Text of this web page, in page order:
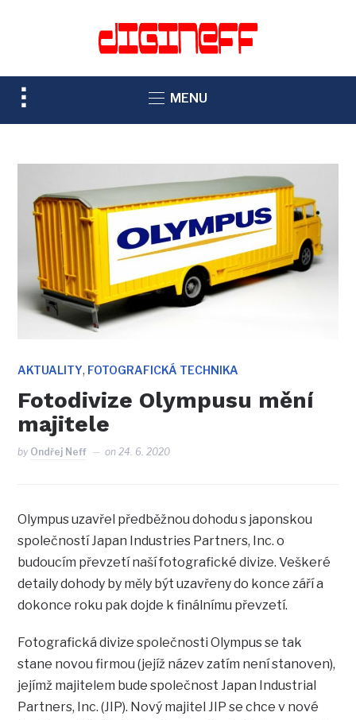
TOGGLE
SIDEBAR
NAVIGATION
MENU
AKTUALITY, FOTOGRAFICKÁ TECHNIKA
Fotodivize Olympusu mění
majitele
by Ondřej Neff on24. 6. 2020
Olympus uzavřel předběžnou dohodu s japonskou
společností Japan Industries Partners, Inc. o
budoucím převzetí naší fotografické divize. Veškeré
detaily dohody by měly být uzavřeny do konce září a
dokonce roku pak dojde k finálnímu převzetí.
Fotografická divize společnosti Olympus se tak
stane novou firmou (jejíž název zatím není stanoven),
jejímž majitelem bude společnost Japan Industrial
Partners, Inc. (JIP). Nový majitel JIP se chce v nové